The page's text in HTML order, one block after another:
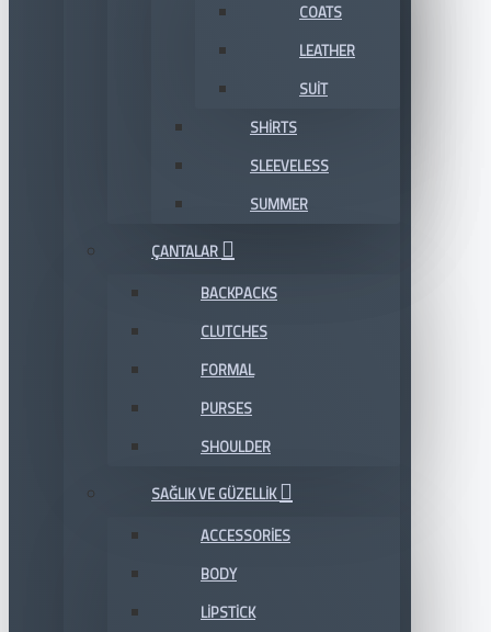
COATS
LEATHER
SUIT
SHIRTS
SLEEVELESS
SUMMER
ÇANTALAR
BACKPACKS
CLUTCHES
FORMAL
PURSES
SHOULDER
SAĞLIK VE GÜZELLIK
ACCESSORIES
BODY
LIPSTICK